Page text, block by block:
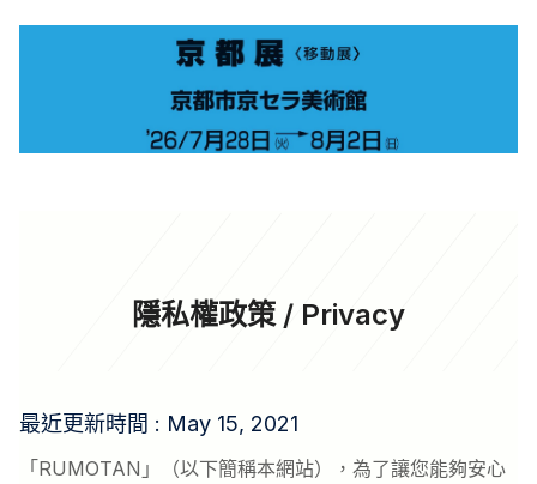
隱私權政策 / Privacy
最近更新時間 : May 15, 2021
「RUMOTAN」（以下簡稱本網站），為了讓您能夠安心